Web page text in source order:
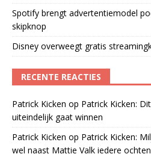
Spotify brengt advertentiemodel
skipknop
Disney overweegt gratis
RECENTE REACTIES
Patrick Kicken op Patrick Kicken:
uiteindelijk gaat winnen
Patrick Kicken op Patrick Kicken:
wel naast Mattie Valk iedere